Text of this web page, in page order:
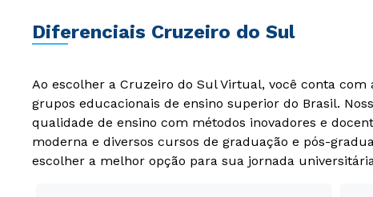
Diferenciais Cruzeiro do Sul
Ao escolher a Cruzeiro do Sul Virtual, você conta
grupos educacionais de ensino superior do Brasil.
qualidade de ensino com métodos inovadores e
moderna e diversos cursos de graduação e pós-
escolher a melhor opção para sua jornada